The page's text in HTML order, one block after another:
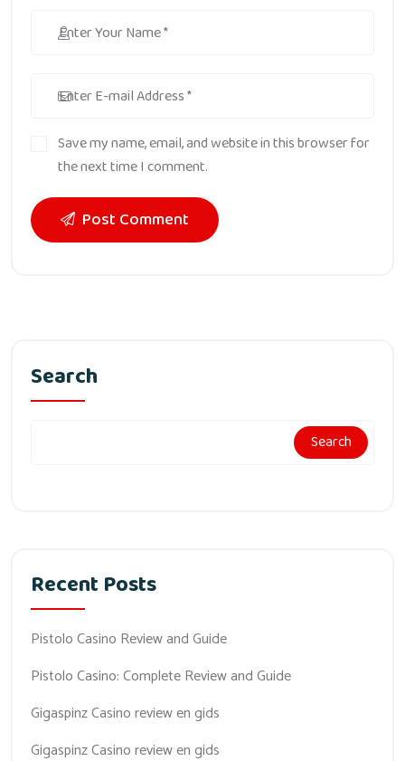
Save my name, email, and website in this browser for
the next time I comment.
Post Comment
Search
Search
Recent Posts
Pistolo Casino Review and Guide
Pistolo Casino: Complete Review and Guide
Gigaspinz Casino review en gids
Gigaspinz Casino review en gids